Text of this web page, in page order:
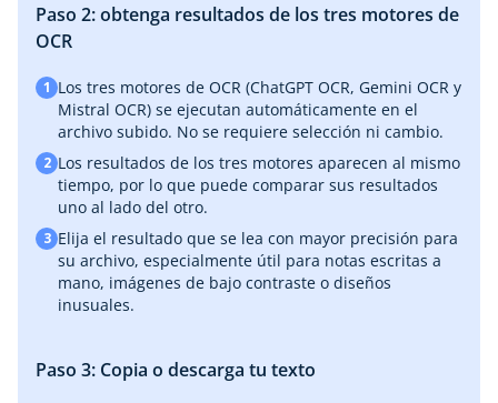
Paso 2: obtenga resultados de los tres motores de
OCR
1 Los tres motores de OCR (ChatGPT OCR, Gemini OCR y
Mistral OCR) se ejecutan automáticamente en el
archivo subido. No se requiere selección ni cambio.
2 Los resultados de los tres motores aparecen al mismo
tiempo, por lo que puede comparar sus resultados
uno al lado del otro.
3 Elija el resultado que se lea con mayor precisión para
su archivo, especialmente útil para notas escritas a
mano, imágenes de bajo contraste o diseños
inusuales.
Paso 3: Copia o descarga tu texto